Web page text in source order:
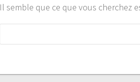
Il semble que ce que vous cherchez